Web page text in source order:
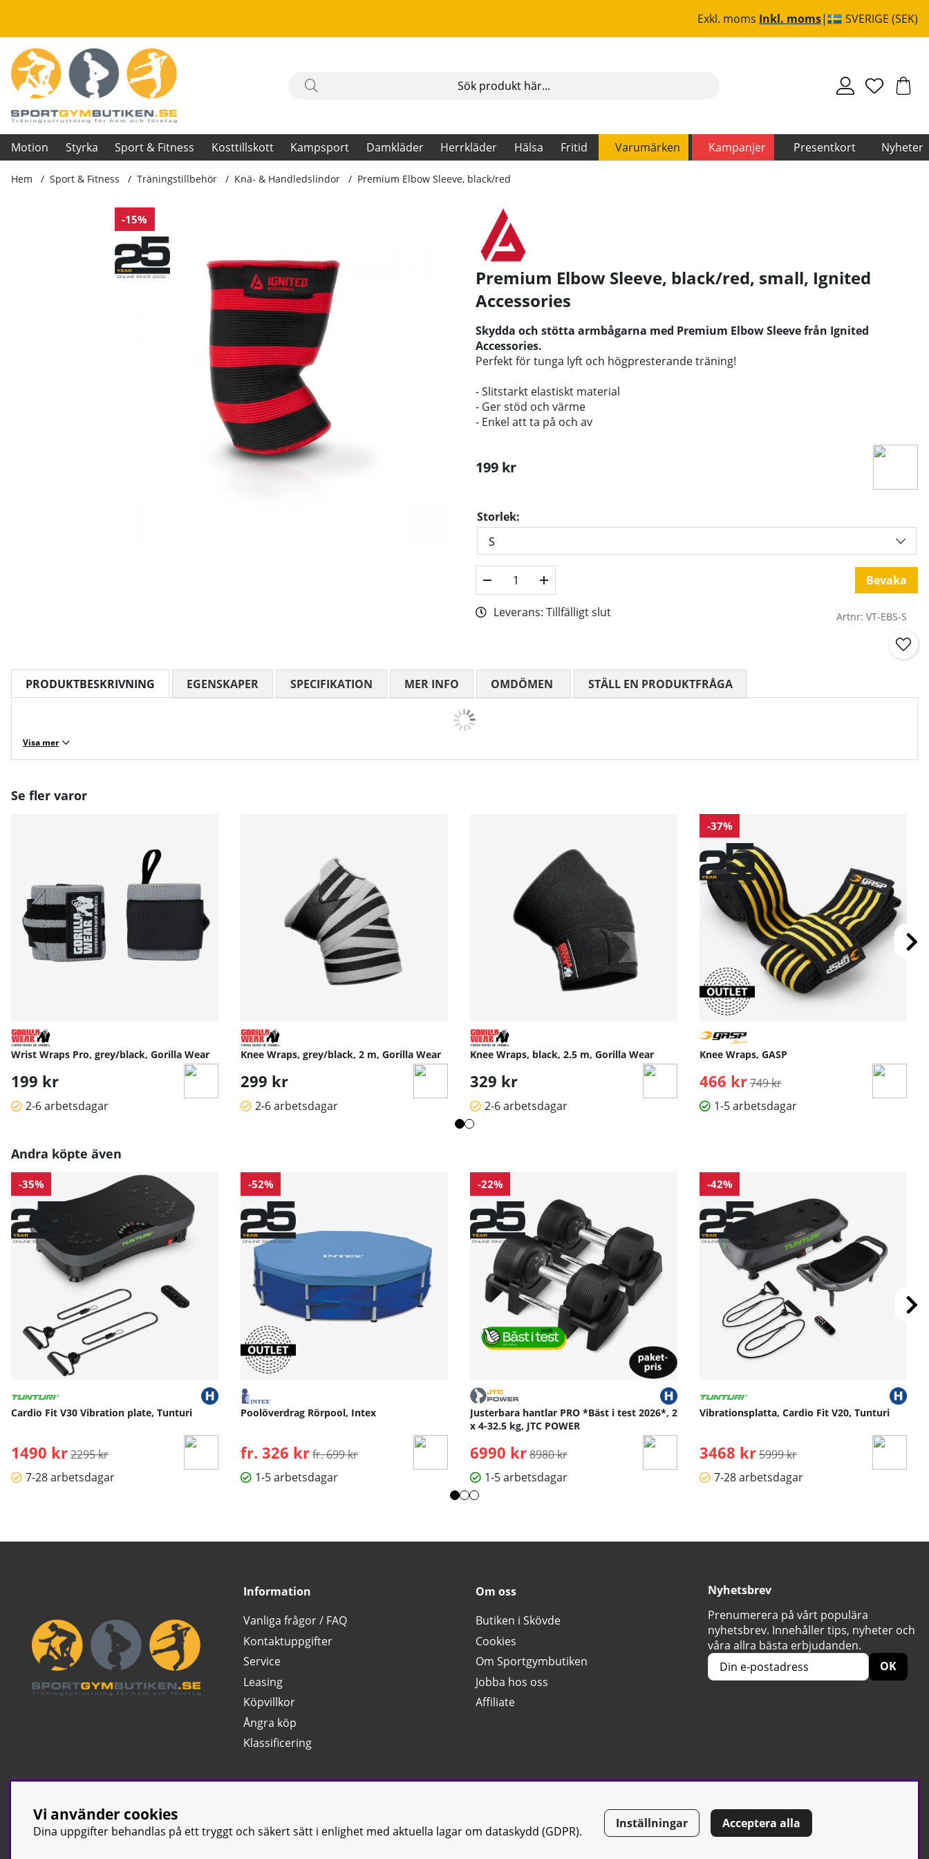
Exkl. moms Inkl. moms SVERIGE (SEK)
Motion Styrka Sport & Fitness Kosttillskott Kampsport Damkläder Herrkläder Hälsa Fritid Varumärken Kampanjer Presentkort Nyheter
Hem Sport & Fitness Träningstillbehör Knä- & Handledslindor Premium Elbow Sleeve, black/red
-15%
Produktbilder Premium Elbow Sleeve, black/red
Premium Elbow Sleeve, black/red, small, Ignited
Accessories
Skydda och stötta armbågarna med Premium Elbow Sleeve från Ignited
Accessories.
Perfekt för tunga lyft och högpresterande träning!
- Slitstarkt elastiskt material
- Ger stöd och värme
- Enkel att ta på och av
199 kr
Storlek:
Bevaka
Leverans: Tillfälligt slut Artnr: VT-EBS-S
PRODUKTBESKRIVNING
Visa mer
EGENSKAPER SPECIFIKATION MER INFO OMDÖMEN MEDELBETYG 0 AV 5 ANTAL BETYG 0
STÄLL EN PRODUKTFRÅGA
Se fler varor
Wrist Wraps Pro, grey/black, Gorilla Wear
199 kr
2-6 arbetsdagar
Knee Wraps, grey/black, 2 m, Gorilla Wear
299 kr
2-6 arbetsdagar
Knee Wraps, black, 2.5 m, Gorilla Wear
329 kr
2-6 arbetsdagar
-37%
Knee Wraps, GASP
466 krOrdinarie pris:
749 kr
1-5 arbetsdagar
Andra köpte även
-35%
Cardio Fit V30 Vibration plate, Tunturi
1490 kr Ordinarie pris:
2295 kr
7-28 arbetsdagar
-52%
Poolöverdrag Rörpool, Intex
fr. 326 krOrdinarie pris:
fr. 699 kr
1-5 arbetsdagar
-22%
Justerbara hantlar PRO *Bäst i test 2026*, 2
x 4-32.5 kg, JTC POWER
6990 kr Ordinarie pris:
8980 kr
1-5 arbetsdagar
-42%
Vibrationsplatta, Cardio Fit V20, Tunturi
3468 kr Ordinarie pris:
5999 kr
7-28 arbetsdagar
Information
Vanliga frågor / FAQ
Kontaktuppgifter
Service
Leasing
Köpvillkor
Ångra köp
Klassificering
Om oss
Butiken i Skövde
Cookies
Om Sportgymbutiken
Jobba hos oss
Affiliate
Nyhetsbrev
Prenumerera på vårt populära
nyhetsbrev. Innehåller tips, nyheter och
våra allra bästa erbjudanden.
OK
© Sport & Gym Butiken JTC AB |Kontakta oss| All rights reserved | Org.nr: 556668-7058 | Tel: 0500-42 87 00
Vi använder cookies
Dina uppgifter behandlas på ett tryggt och säkert sätt i enlighet med aktuella lagar om dataskydd (GDPR).
Inställningar Acceptera alla